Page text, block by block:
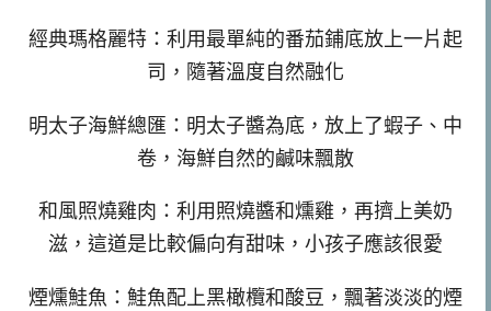
經典瑪格麗特：利用最單純的番茄鋪底放上一片起
司，隨著溫度自然融化
明太子海鮮總匯：明太子醬為底，放上了蝦子、中
卷，海鮮自然的鹹味飄散
和風照燒雞肉：利用照燒醬和燻雞，再擠上美奶
滋，這道是比較偏向有甜味，小孩子應該很愛
煙燻鮭魚：鮭魚配上黑橄欖和酸豆，飄著淡淡的煙